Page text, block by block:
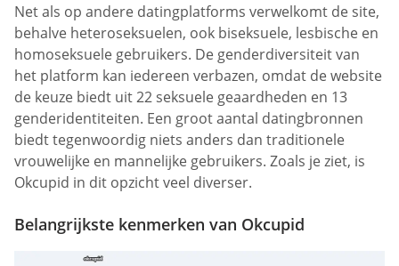
Net als op andere datingplatforms verwelkomt de site,
behalve heteroseksuelen, ook biseksuele, lesbische en
homoseksuele gebruikers. De genderdiversiteit van
het platform kan iedereen verbazen, omdat de website
de keuze biedt uit 22 seksuele geaardheden en 13
genderidentiteiten. Een groot aantal datingbronnen
biedt tegenwoordig niets anders dan traditionele
vrouwelijke en mannelijke gebruikers. Zoals je ziet, is
Okcupid in dit opzicht veel diverser.
Belangrijkste kenmerken van Okcupid